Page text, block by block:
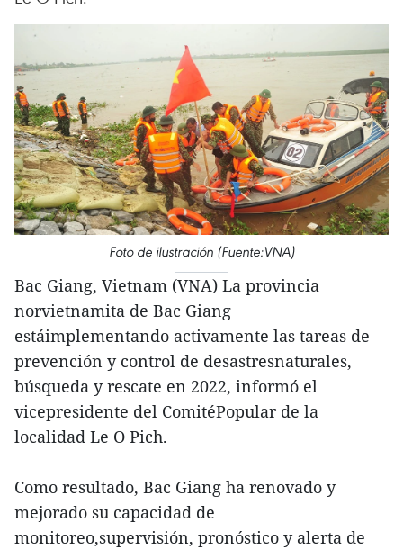
Foto de ilustración (Fuente:VNA)
Bac Giang, Vietnam (VNA) La provincia
norvietnamita de Bac Giang
estáimplementando activamente las tareas de
prevención y control de desastresnaturales,
búsqueda y rescate en 2022, informó el
vicepresidente del ComitéPopular de la
localidad Le O Pich.
Como resultado, Bac Giang ha renovado y
mejorado su capacidad de
monitoreo,supervisión, pronóstico y alerta de